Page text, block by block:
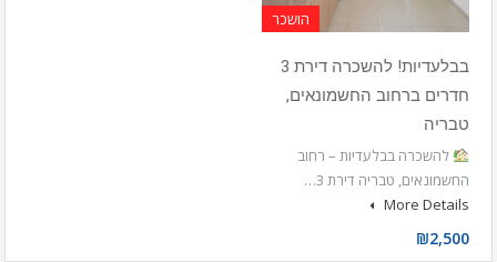
הושכר
בבלעדיות! להשכרה דירת 3
חדרים ברחוב החשמונאים,
טבריה
להשכרה בבלעדיות – רחוב
החשמונאים, טבריה דירת 3…
More Details
₪2,500